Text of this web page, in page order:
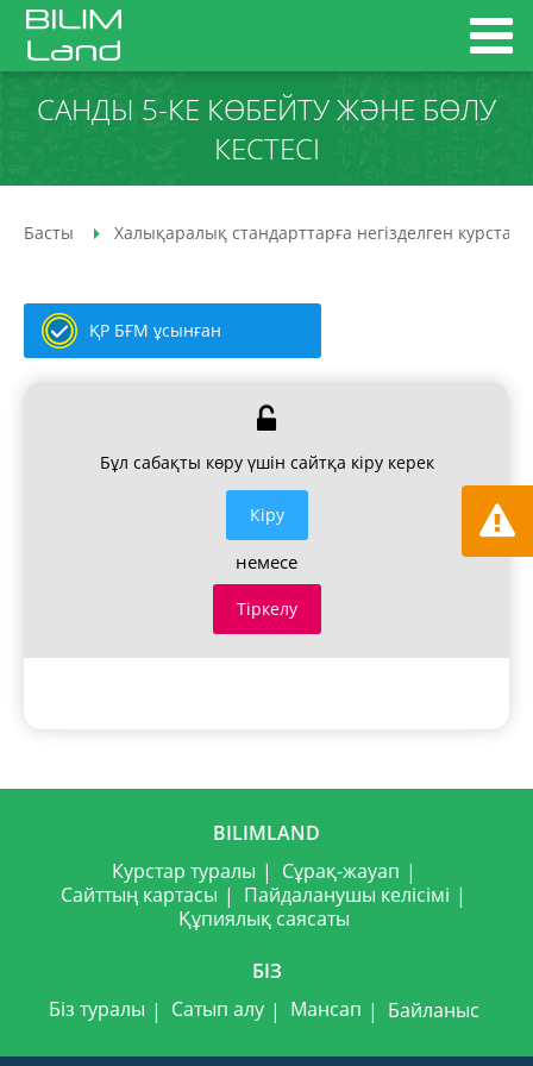
САНДЫ 5-КЕ КӨБЕЙТУ ЖӘНЕ БӨЛУ
КЕСТЕСІ
Басты Халықаралық стандарттарға негізделген курстар
ҚР БҒМ ұсынған
Бұл сабақты көру үшін сайтқа кіру керек
Кiру
немесе
Тіркелу
BILIMLAND
Курстар туралы
Сұрақ-жауап
Сайттың картасы
Пайдаланушы келісімі
Құпиялық саясаты
БІЗ
Біз туралы
Сатып алу Мансап Байланыс